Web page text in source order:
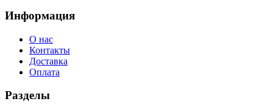
Информация
О нас
Контакты
Доставка
Оплата
Разделы